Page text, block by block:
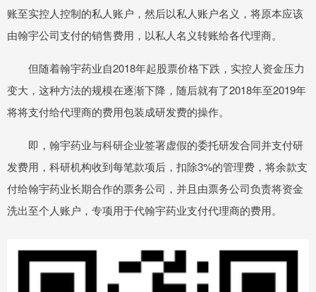
账至实控人控制的私人账户，然后以私人账户名义，将原本应该
由翰宇公司支付的销售费用，以私人名义转账给各代理商。
但随着翰宇药业自2018年起股票价格下跌，实控人资金压力
变大，这种方法的规模在逐渐下降，随后就有了2018年至2019年
将将支付给代理商的费用包装成研发费的操作。
即，翰宇药业与科研企业签署虚假的委托研发合同并支付研
发费用，科研机构收到每笔款项后，扣除3%的管理费，将余款支
付给翰宇药业长期合作的票务公司，并且由票务公司负责将资金
洗出至个人账户，专项用于代翰宇药业支付代理商的费用。